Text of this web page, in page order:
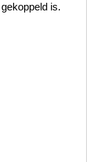
is.